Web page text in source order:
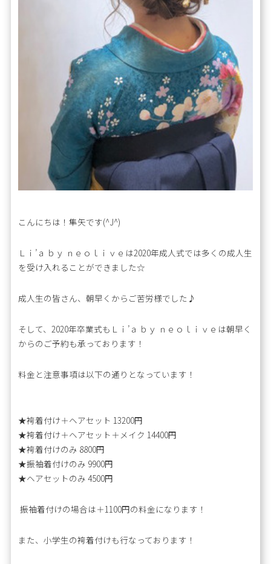
こんにちは！隼矢です(^J^)
Ｌｉ’ａ ｂｙ ｎｅｏｌｉｖｅは2020年成人式では多くの成人生
を受け入れることができました☆
成人生の皆さん、朝早くからご苦労様でした♪
そして、2020年卒業式もＬｉ’ａ ｂｙ ｎｅｏｌｉｖｅは朝早く
からのご予約も承っております！
料金と注意事項は以下の通りとなっています！
★袴着付け＋ヘアセット 13200円
★袴着付け＋ヘアセット＋メイク 14400円
★袴着付けのみ 8800円
★振袖着付けのみ 9900円
★ヘアセットのみ 4500円
振袖着付けの場合は＋1100円の料金になります！
また、小学生の袴着付けも行なっております！